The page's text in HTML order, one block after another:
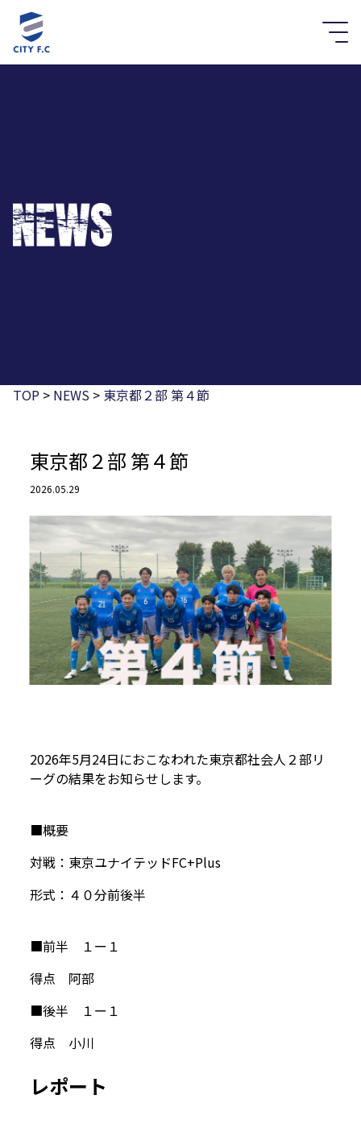
TOP > NEWS > 東京都２部 第４節
東京都２部 第４節
2026.05.29
2026年5月24日におこなわれた東京都社会人２部リ
ーグの結果をお知らせします。
■概要
対戦：東京ユナイテッドFC+Plus
形式：４０分前後半
■前半 １ー１
得点 阿部
■後半 １ー１
得点 小川
レポート